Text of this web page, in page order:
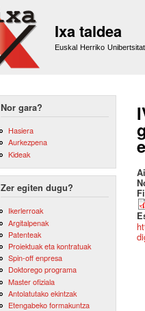
Ixa taldea
Euskal Herriko
Nor gara?
Hasiera
Aurkezpena
Kideak
Zer egiten dugu?
Ikerlerroak
Argitalpenak
Patenteak
Proiektuak eta kontratuak
Spin-off enpresa
Doktorego programa
Master ofiziala
Antolatutako ekintzak
Etengabeko formakuntza